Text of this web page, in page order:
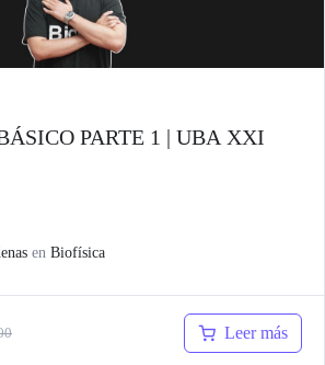
PARTE 1 | UBA XXI
en Biofísica
Leer más